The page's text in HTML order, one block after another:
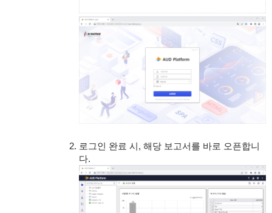
로그인 완료 시, 해당 보고서를 바로 오픈합니
다.